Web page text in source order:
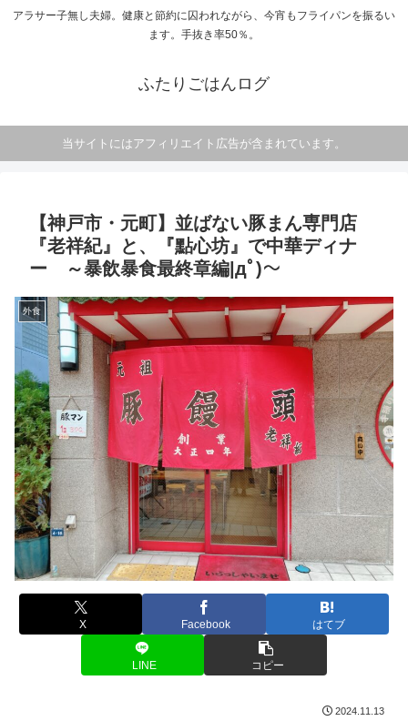
アラサー子無し夫婦。健康と節約に囚われながら、今宵もフライパンを振るい
ます。手抜き率50％。
ふたりごはんログ
当サイトにはアフィリエイト広告が含まれています。
【神戸市・元町】並ばない豚まん専門店
『老祥紀』と、『點心坊』で中華ディナ
ー ～暴飲暴食最終章編|дﾟ)～
外食
X Facebook はてブ
LINE コピー
2024.11.13